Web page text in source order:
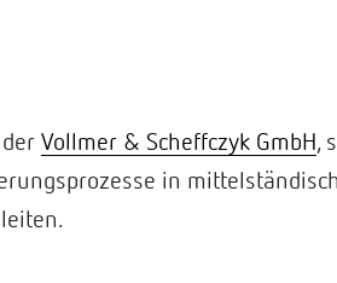
Vollmer & Scheffczyk GmbH,
in